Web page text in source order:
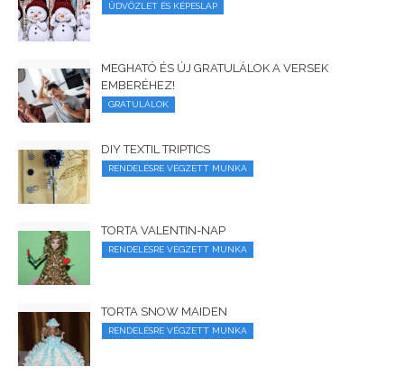
ÜDVÖZLET ÉS KÉPESLAP
MEGHATÓ ÉS ÚJ GRATULÁLOK A VERSEK
EMBERÉHEZ!
GRATULÁLOK
DIY TEXTIL TRIPTICS
RENDELÉSRE VÉGZETT MUNKA
TORTA VALENTIN-NAP
RENDELÉSRE VÉGZETT MUNKA
TORTA SNOW MAIDEN
RENDELÉSRE VÉGZETT MUNKA